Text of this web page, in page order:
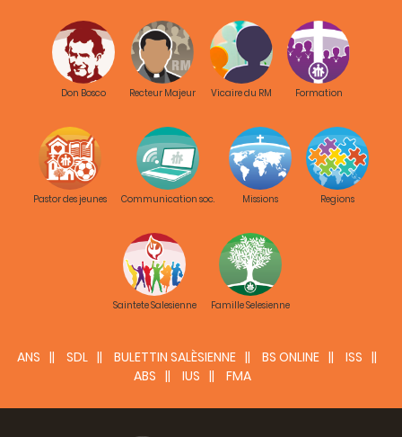
Don Bosco Recteur Majeur Vicaire du RM Formation
Pastor des jeunes Communication soc. Missions Regions
Saintete Salesienne Famille Selesienne
ANS SDL BULETTIN SALÈSIENNE BS ONLINE
ISS
ABS
IUS FMA